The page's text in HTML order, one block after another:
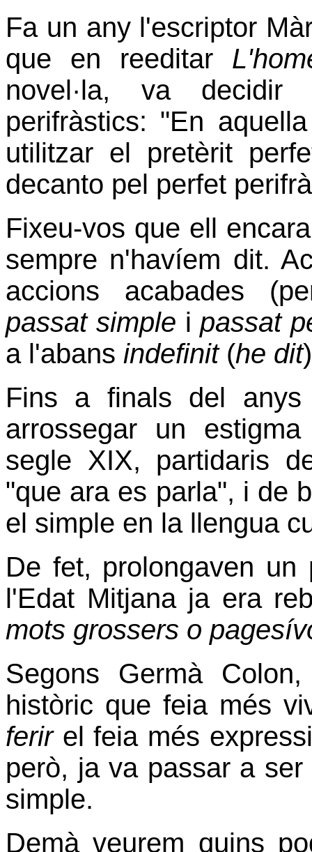
Fa un any l'escriptor
que en reeditar
novel·la, va
perifràstics: "En
utilitzar el pretèrit
decanto pel perfet
Fixeu-vos que ell
sempre n'havíem dit.
accions acabades
passat simple ipassat
a l'abans indefinit(he dit
Fins a finals del
arrossegar un
segle XIX, partidaris
"que ara es parla", i de
el simple en la llengua
De fet, prolongaven
l'Edat Mitjana ja era
mots grossers o
Segons Germà
històric que feia més
ferirel feia més
però, ja va passar a
simple.
Demà veurem quins